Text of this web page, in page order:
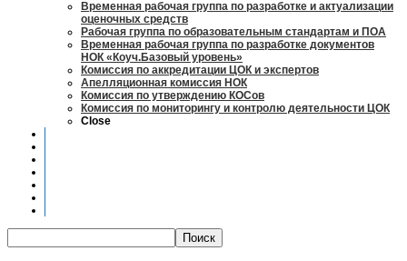
Временная рабочая группа по разработке и актуализации
оценочных средств
Рабочая группа по образовательным стандартам и ПОА
Временная рабочая группа по разработке документов
НОК «Коуч.Базовый уровень»
Комиссия по аккредитации ЦОК и экспертов
Апелляционная комиссия НОК
Комиссия по утверждению КОСов
Комиссия по мониторингу и контролю деятельности ЦОК
Close